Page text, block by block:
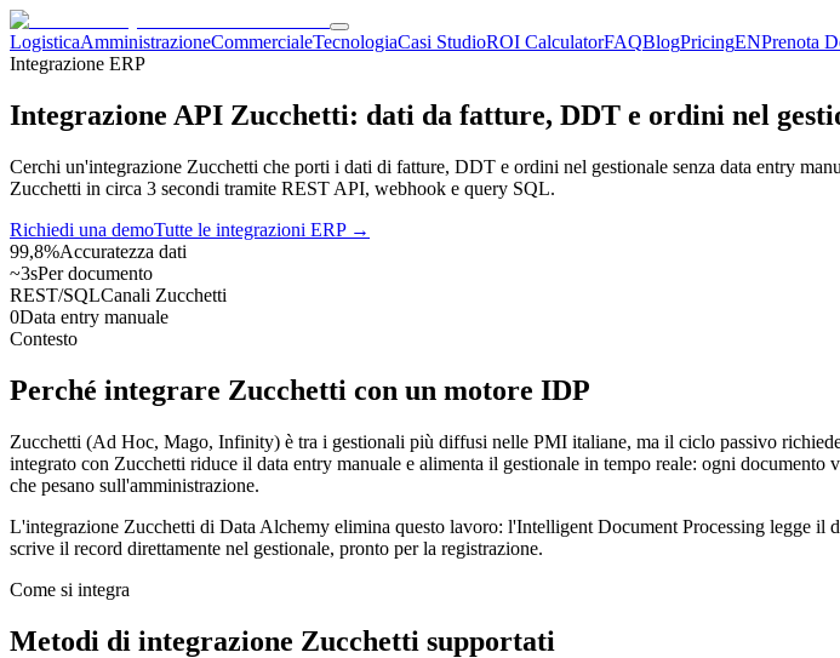
LogisticaAmministrazioneCommercialeTecnologiaCasi StudioROI CalculatorFAQBlogPricingENPrenota
Integrazione ERP
Integrazione API Zucchetti: dati da fatture, DDT e ordini nel
Cerchi un'integrazione Zucchetti che porti i dati di fatture, DDT e ordini nel gestionale senza data entry
Zucchetti in circa 3 secondi tramite REST API, webhook e query SQL.
Richiedi una demoTutte le integrazioni ERP →
99,8%Accuratezza dati
~3sPer documento
REST/SQLCanali Zucchetti
0Data entry manuale
Contesto
Perché integrare Zucchetti con un motore IDP
Zucchetti (Ad Hoc, Mago, Infinity) è tra i gestionali più diffusi nelle PMI italiane, ma il ciclo passivo
integrato con Zucchetti riduce il data entry manuale e alimenta il gestionale in tempo reale: ogni
che pesano sull'amministrazione.
L'integrazione Zucchetti di Data Alchemy elimina questo lavoro: l'Intelligent Document Processing legge
scrive il record direttamente nel gestionale, pronto per la registrazione.
Come si integra
Metodi di integrazione Zucchetti supportati